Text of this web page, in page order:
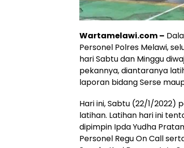
Wartamelawi.com –
Personel Polres Melawi,
hari Sabtu dan Minggu
pekannya, diantaranya
laporan bidang Serse
Hari ini, Sabtu (22/1/2022)
latihan. Latihan hari ini
dipimpin Ipda Yudha
Personel Regu On Call